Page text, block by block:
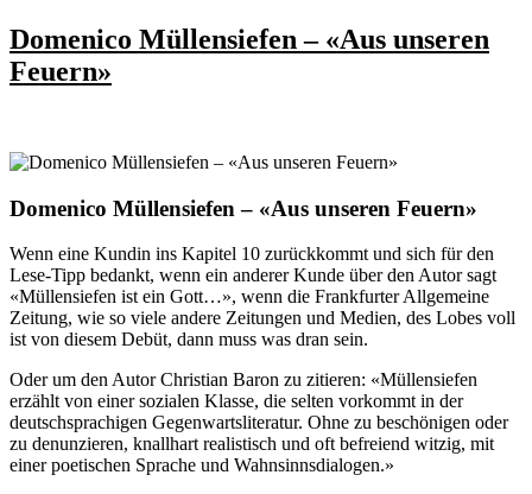
Domenico Müllensiefen – «Aus unseren
Feuern»
Domenico Müllensiefen – «Aus unseren Feuern»
Wenn eine Kundin ins Kapitel 10 zurückkommt und sich für den
Lese-Tipp bedankt, wenn ein anderer Kunde über den Autor sagt
«Müllensiefen ist ein Gott…», wenn die Frankfurter Allgemeine
Zeitung, wie so viele andere Zeitungen und Medien, des Lobes voll
ist von diesem Debüt, dann muss was dran sein.
Oder um den Autor Christian Baron zu zitieren: «Müllensiefen
erzählt von einer sozialen Klasse, die selten vorkommt in der
deutschsprachigen Gegenwartsliteratur. Ohne zu beschönigen oder
zu denunzieren, knallhart realistisch und oft befreiend witzig, mit
einer poetischen Sprache und Wahnsinnsdialogen.»